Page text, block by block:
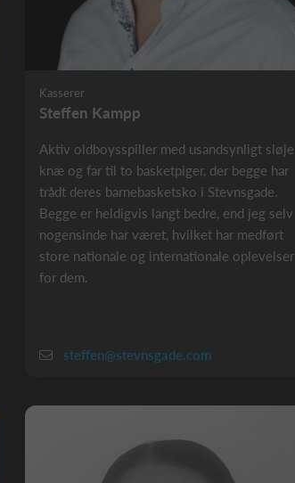
Kasserer
Steffen Kampp
Aktiv oldboysspiller med usandsynligt sløje
knæ og far til to basketpiger, der begge har
trådt deres barnebasketsko i Stevnsgade.
Begge er heldigvis langt bedre, end jeg selv
nogensinde har været, hvilket har medført
store nationale og internationale oplevelser
for dem.
steffen@stevnsgade.com